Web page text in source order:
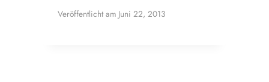
Veröffentlicht am Juni 22, 2013